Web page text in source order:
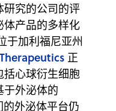
究的公司的评
产品的多样化
于加利福尼亚州
正
心球衍生细胞
于外泌体的
的外泌体平台仍